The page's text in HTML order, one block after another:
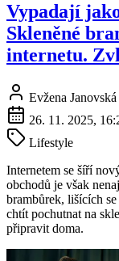
Vypadají
Skleněné
internetu.
Evžena Janovská
26. 11. 2025,
Lifestyle
Internetem se šíří
obchodů je však
brambůrek, lišících
chtít pochutnat na
připravit doma.